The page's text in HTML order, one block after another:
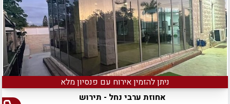
ניתן להזמין אירוח עם פנסיון מלא
אחוזת ערבי נחל - תירוש